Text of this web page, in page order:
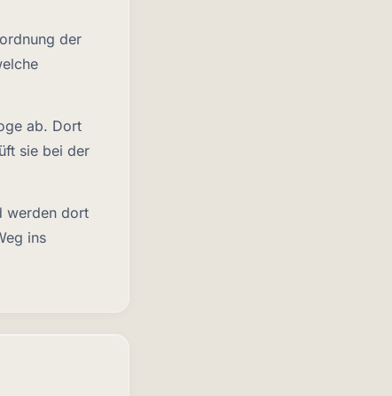
der
ab. Dort
sie bei der
werden dort
ins